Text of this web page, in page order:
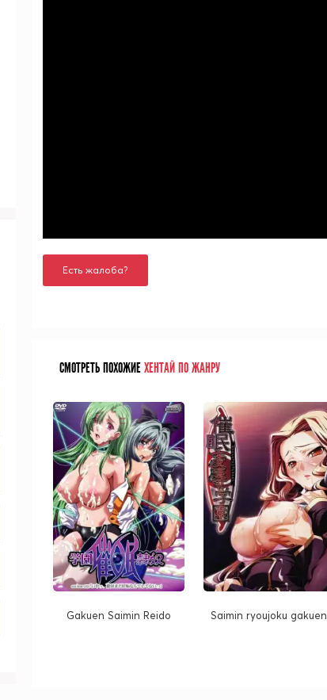
Есть жалоба?
СМОТРЕТЬ ПОХОЖИЕХЕНТАЙ ПО ЖАНРУ
Gakuen Saimin Reido Saimin ryoujoku gakuen